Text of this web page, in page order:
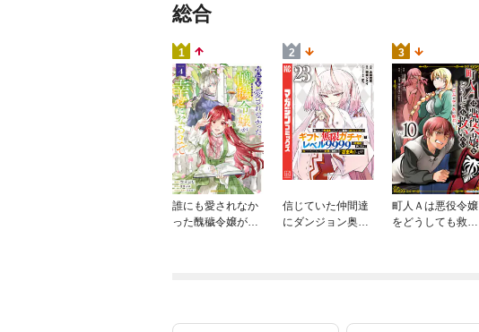
総合
1
誰にも愛されなか
った醜穢令嬢が幸
2
信じていた仲間達
にダンジョン奥地
3
町人Ａは悪役令嬢
をどうしても救い